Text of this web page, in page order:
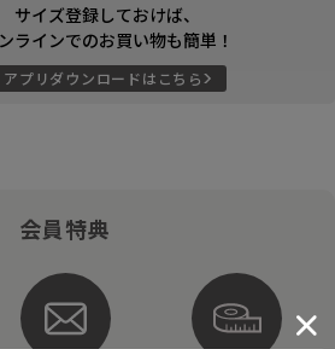
サイズ登録しておけば、
ラインでのお買い物も簡単！
アプリダウンロードはこちら
会員特典